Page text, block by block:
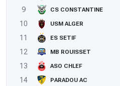
9
CS CONSTANTINE
10
USM ALGER
11
ES SETIF
12
MB ROUISSET
13
ASO CHLEF
14
PARADOU AC